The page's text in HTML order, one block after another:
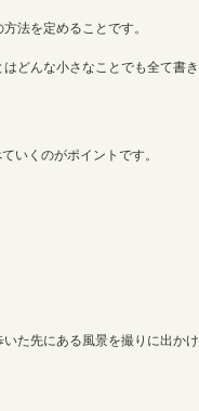
法を定めることです。
どんな小さなことでも全て書き
いくのがポイントです。
た先にある風景を撮りに出かけ